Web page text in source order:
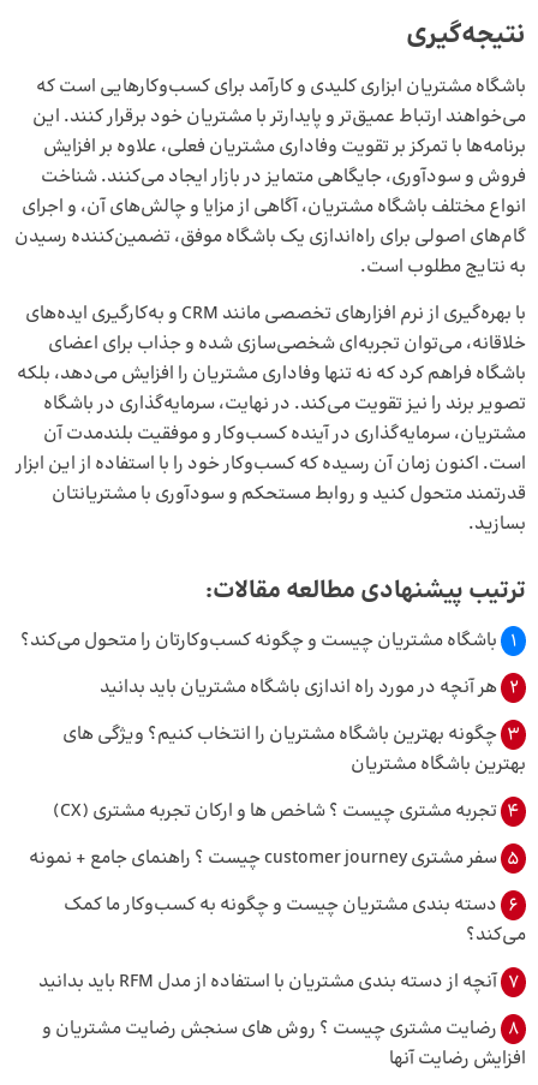
نتیجه‌گیری
باشگاه مشتریان ابزاری کلیدی و کارآمد برای کسب‌وکارهایی است که
می‌خواهند ارتباط عمیق‌تر و پایدارتر با مشتریان خود برقرار کنند. این
برنامه‌ها با تمرکز بر تقویت وفاداری مشتریان فعلی، علاوه بر افزایش
فروش و سودآوری، جایگاهی متمایز در بازار ایجاد می‌کنند. شناخت
انواع مختلف باشگاه مشتریان، آگاهی از مزایا و چالش‌های آن، و اجرای
گام‌های اصولی برای راه‌اندازی یک باشگاه موفق، تضمین‌کننده رسیدن
به نتایج مطلوب است.
با بهره‌گیری از نرم افزارهای تخصصی مانند CRM و به‌کارگیری ایده‌های
خلاقانه، می‌توان تجربه‌ای شخصی‌سازی شده و جذاب برای اعضای
باشگاه فراهم کرد که نه تنها وفاداری مشتریان را افزایش می‌دهد، بلکه
تصویر برند را نیز تقویت می‌کند. در نهایت، سرمایه‌گذاری در باشگاه
مشتریان، سرمایه‌گذاری در آینده کسب‌وکار و موفقیت بلندمدت آن
است. اکنون زمان آن رسیده که کسب‌وکار خود را با استفاده از این ابزار
قدرتمند متحول کنید و روابط مستحکم و سودآوری با مشتریانتان
بسازید.
ترتیب پیشنهادی مطالعه مقالات:
1 باشگاه مشتریان چیست و چگونه کسب‌وکارتان را متحول می‌کند؟
2 هر آنچه در مورد راه اندازی باشگاه مشتریان باید بدانید
3 چگونه بهترین باشگاه مشتریان را انتخاب کنیم؟ ویژگی های
بهترین باشگاه مشتریان
4 تجربه مشتری چیست ؟ شاخص ها و ارکان تجربه مشتری (CX)
5 سفر مشتری customer journey چیست ؟ راهنمای جامع + نمونه
6 دسته بندی مشتریان چیست و چگونه به کسب‌وکار ما کمک
می‌کند؟
7 آنچه از دسته بندی مشتریان با استفاده از مدل RFM باید بدانید
8 رضایت مشتری چیست ؟ روش های سنجش رضایت مشتریان و
افزایش رضایت آنها